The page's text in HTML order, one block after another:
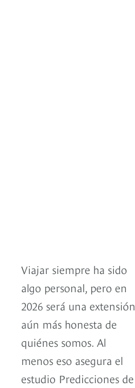
Viajar siempre ha sido
algo personal, pero en
2026 será una extensión
aún más honesta de
quiénes somos. Al
menos eso asegura el
estudio Predicciones de